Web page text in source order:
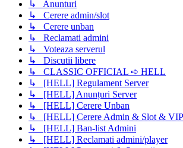
↳ Anunturi
↳ Cerere admin/slot
↳ Cerere unban
↳ Reclamati admini
↳ Voteaza serverul
↳ Discutii libere
↳ CLASSIC OFFICIAL ➪ HELL
↳ [HELL] Regulament Server
↳ [HELL] Anunțuri Server
↳ [HELL] Cerere Unban
↳ [HELL] Cerere Admin & Slot & VIP
↳ [HELL] Ban-list Admini
↳ [HELL] Reclamati admini/player